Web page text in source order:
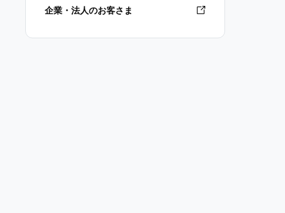
企業・法人のお客さま